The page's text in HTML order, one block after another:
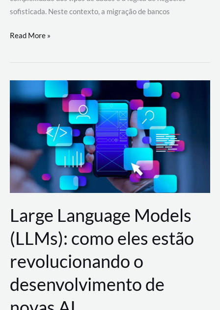
sofisticada. Neste contexto, a migração de bancos
Por
migrar
de
a
AWS?
Read More »
Large Language Models
(LLMs): como eles estão
revolucionando o
desenvolvimento de